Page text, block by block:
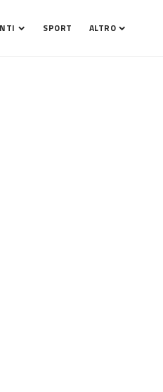
SPORT ALTRO